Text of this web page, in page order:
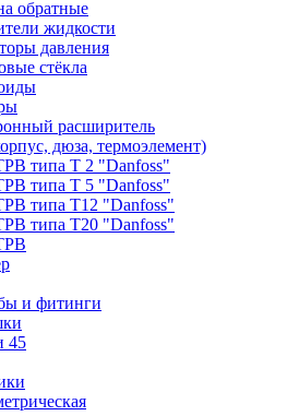
обратные
жидкости
давления
стёкла
расширитель
дюза, термоэлемент)
типа Т 2 "Danfoss"
типа Т 5 "Danfoss"
типа Т12 "Danfoss"
типа Т20 "Danfoss"
и фитинги
45